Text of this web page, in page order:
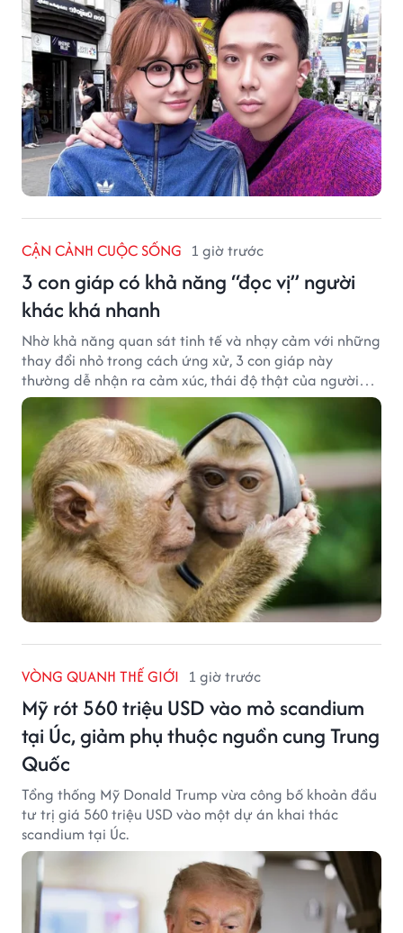
CẬN CẢNH CUỘC SỐNG 1 giờ trước
3 con giáp có khả năng “đọc vị” người
khác khá nhanh
Nhờ khả năng quan sát tinh tế và nhạy cảm với những
thay đổi nhỏ trong cách ứng xử, 3 con giáp này
thường dễ nhận ra cảm xúc, thái độ thật của người
đối diện.
VÒNG QUANH THẾ GIỚI 1 giờ trước
Mỹ rót 560 triệu USD vào mỏ scandium
tại Úc, giảm phụ thuộc nguồn cung Trung
Quốc
Tổng thống Mỹ Donald Trump vừa công bố khoản đầu
tư trị giá 560 triệu USD vào một dự án khai thác
scandium tại Úc.